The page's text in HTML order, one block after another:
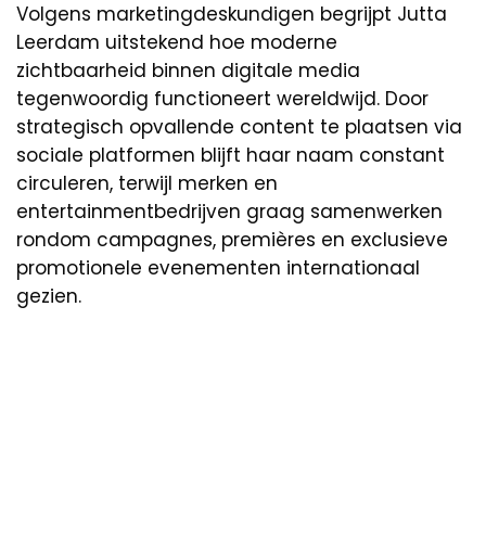
Volgens marketingdeskundigen begrijpt Jutta
Leerdam uitstekend hoe moderne
zichtbaarheid binnen digitale media
tegenwoordig functioneert wereldwijd. Door
strategisch opvallende content te plaatsen via
sociale platformen blijft haar naam constant
circuleren, terwijl merken en
entertainmentbedrijven graag samenwerken
rondom campagnes, premières en exclusieve
promotionele evenementen internationaal
gezien.